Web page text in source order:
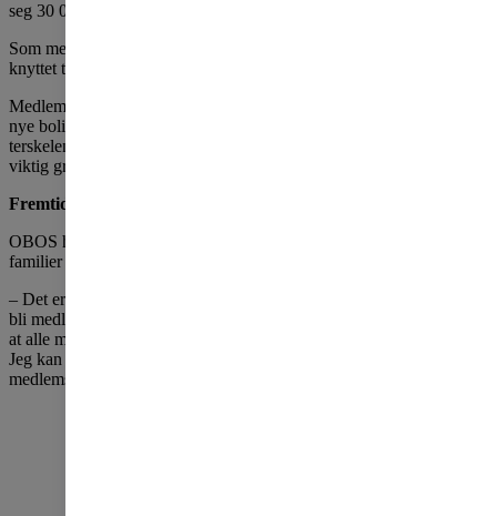
seg 30 000 medlemmer etter rundt seks prosent vekst i år.
Som medlem har du i dag rundt 80 faste rabattavtaler og fordeler
knyttet til bolig, kultur, fritid og tjenester i OBOS-banken.
Medlemskap i OBOS gir også forkjøpsrett til over 90 000 brukte og
nye boliger. Det er utviklet flere nye boligkjøpsmodeller som senker
terskelen til boligmarkedet. For mange – spesielt unge - er dette en
viktig grunn til å bli medlem.
Fremtidens medlemsprogram
OBOS har de siste årene jobbet spesielt med å nå flere unge og
familier i etableringsfasen.
– Det er ikke enkelt å komme seg inn på boligmarkedet, men ved å
bli medlem tidlig kan vi bidra til at det blir litt lettere. Vi er opptatt av
at alle medlemmer– uansett alder - skal oppleve at de får noe tilbake.
Jeg kan love at det i 2021 vil komme enda flere nye
medlemsfordeler både i Norge og Sverige, sier Ovrum.